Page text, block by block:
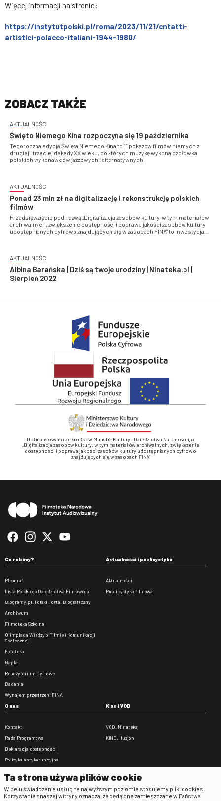
Więcej informacji na stronie:
https://instytutpolski.pl/roma/2023/11/21/cntatti-
artistici-polacco-italiani-1944-1980/
ZOBACZ TAKŻE
AKTUALNOŚCI
Święto Niemego Kina rozpoczyna się 19 października
Tegoroczna edycja Święta Niemego Kina to 11 pokazów filmów niemych z
drugiej i trzeciej dekady XX wieku, do których muzykę wykona czołówka
polskich wykonawców jazzowych i alternatywnych
AKTUALNOŚCI
Ponad 23 mln zł na digitalizację i rekonstrukcję polskich
filmów
Przedsięwzięcie pod nazwą „Digitalizacja zasobów kultury, w tym materiałów
archiwalnych, zwiększenie dostępności i poprawa jakości zasobów kultury
udostępnianych cyfrowo znajdujących się w zasobach FINA” to inwestycja
AKTUALNOŚCI
Albina Barańska | Dziś są twoje urodziny | Ninateka.pl |
Sierpień 2022
Dofinansowano ze środków Ministra Kultury i Dziedzictwa Narodowego
„Digitalizacja zasobów kultury, w tym materiałów archiwalnych, zwiększenie
dostępności i poprawa jakości zasobów kultury udostępnianych cyfrowo
znajdujących się w zasobach FINA”
Co robimy?
Pleograf
Lista Polskiego Dziedzictwa Filmowego
Biogramy.pl. Polski Portal Biograficzny
Archiwum
Filmoteka Szkolna
Olimpiada Wiedzy o Filmie i Komunikacji
Społecznej
Fototeka
Gapla
Repozytorium Cyfrowe
Badania
Wynajem przestrzeni FINA
Aktualności i publicystyka
Aktualności
Publicystyka filmowa
O nas
Kontakt
Rada Programowa
Deklaracja dostępności
Polityka antykorupcyjna
Zamówienia publiczne
Praca w FINA
Kino i VOD
VOD: Ninateka
KINO: Iluzjon
Ta strona używa plików cookie
W celu świadczenia usług na najwyższym poziomie stosujemy pliki cookies.
Korzystanie z naszej witryny oznacza, że będą one zamieszczane w Państwa